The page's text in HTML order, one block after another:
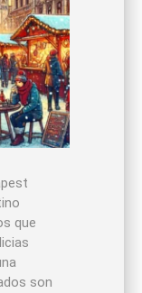
que
son